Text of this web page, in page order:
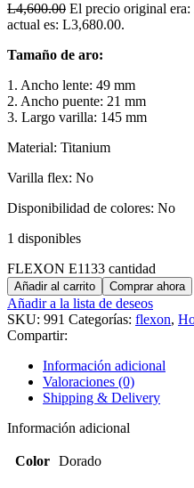
L4,600.00 El precio original
actual es: L3,680.00.
Tamaño de aro:
1. Ancho lente: 49 mm
2. Ancho puente: 21 mm
3. Largo varilla: 145 mm
Material: Titanium
Varilla flex: No
Disponibilidad de colores: No
1 disponibles
FLEXON E1133 cantidad
Añadir al carrito Comprar ahora
Añadir a la lista de deseos
SKU: 991 Categorías: flexon,
Compartir:
Información adicional
Valoraciones (0)
Shipping & Delivery
Información adicional
Color Dorado